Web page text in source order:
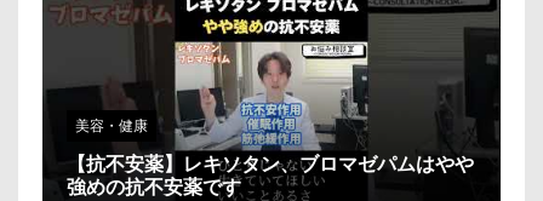
美容・健康
【抗不安薬】レキソタン、ブロマゼパムはやや
強めの抗不安薬です